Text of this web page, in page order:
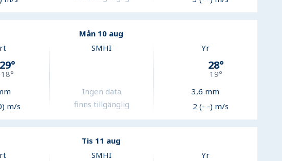
Mån 10 aug
29°
18°
m/s
SMHI
Ingen data
finns tillgänglig
Yr
28°
19°
3,6 mm
2 (- -) m/s
Tis 11 aug
SMHI Yr